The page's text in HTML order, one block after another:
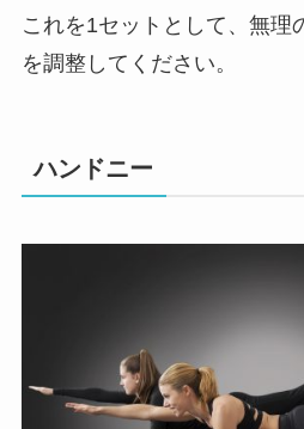
これを1セットとして、無理
を調整してください。
ハンドニー